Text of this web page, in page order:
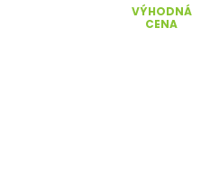
VÝHODNÁ
CENA